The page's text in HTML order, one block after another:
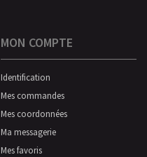
MON COMPTE
Identification
Mes commandes
Mes coordonnées
Ma messagerie
Mes favoris